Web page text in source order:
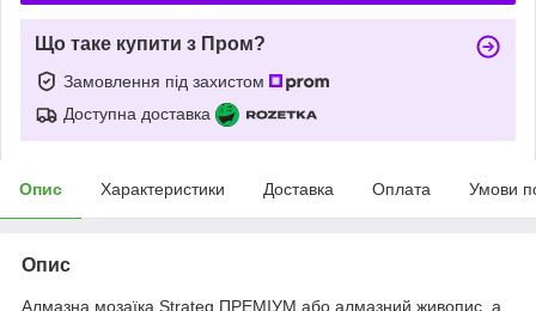
Що таке купити з Пром?
Замовлення під захистом
Доступна доставка
Опис Характеристики Доставка Оплата Умови
Опис
Алмазна мозаїка Strateg ПРЕМІУМ або алмазний живопис, а